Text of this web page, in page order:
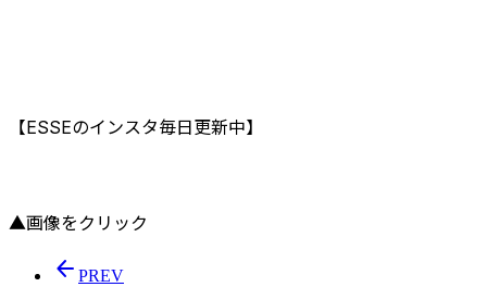
【ESSEのインスタ毎日更新中】
▲画像をクリック
arrow_back PREV